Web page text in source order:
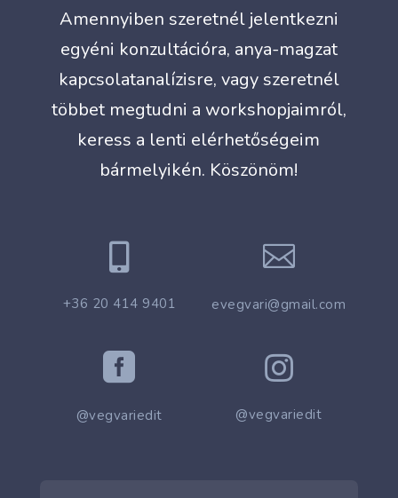
Amennyiben szeretnél jelentkezni
egyéni konzultációra, anya-magzat
kapcsolatanalízisre, vagy szeretnél
többet megtudni a workshopjaimról,
keress a lenti elérhetőségeim
bármelyikén. Köszönöm!

+36 20 414 9401

evegvari@gmail.com

@vegvariedit

@vegvariedit